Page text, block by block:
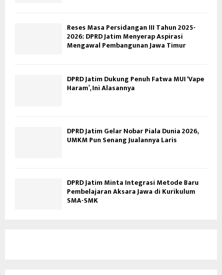
Reses Masa Persidangan III Tahun 2025-
2026: DPRD Jatim Menyerap Aspirasi
Mengawal Pembangunan Jawa Timur
DPRD Jatim Dukung Penuh Fatwa MUI ‘Vape
Haram’, Ini Alasannya
DPRD Jatim Gelar Nobar Piala Dunia 2026,
UMKM Pun Senang Jualannya Laris
DPRD Jatim Minta Integrasi Metode Baru
Pembelajaran Aksara Jawa di Kurikulum
SMA-SMK